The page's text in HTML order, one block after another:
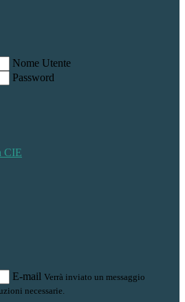
Nome Utente
Password
CIE
E-mail Verrà inviato un messaggio
necessarie.